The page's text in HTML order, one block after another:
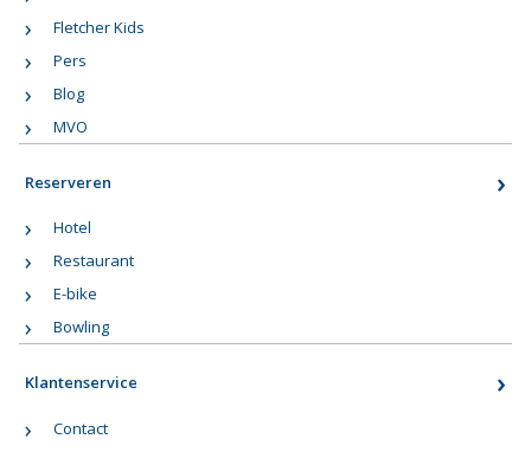
Fletcher Kids
Pers
Blog
MVO
Reserveren
Hotel
Restaurant
E-bike
Bowling
Klantenservice
Contact